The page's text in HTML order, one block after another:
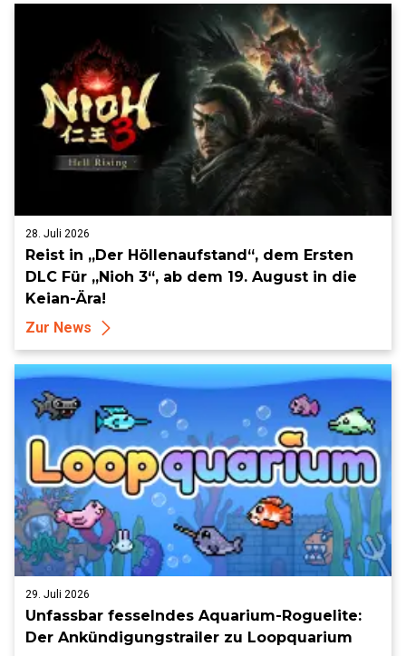
28. Juli 2026
Reist in „Der Höllenaufstand“, dem Ersten
DLC Für „Nioh 3“, ab dem 19. August in die
Keian-Ära!
Zur News
29. Juli 2026
Unfassbar fesselndes Aquarium-Roguelite:
Der Ankündigungstrailer zu Loopquarium